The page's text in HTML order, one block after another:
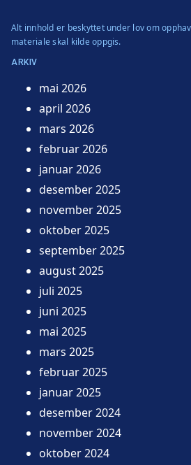
Alt innhold er beskyttet under lov om
materiale skal kilde oppgis.
ARKIV
mai 2026
april 2026
mars 2026
februar 2026
januar 2026
desember 2025
november 2025
oktober 2025
september 2025
august 2025
juli 2025
juni 2025
mai 2025
mars 2025
februar 2025
januar 2025
desember 2024
november 2024
oktober 2024